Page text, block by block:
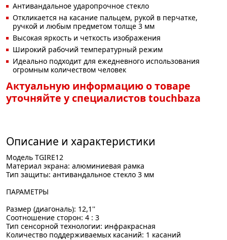
Антивандальное ударопрочное стекло
Откликается на касание пальцем, рукой в перчатке,
ручкой и любым предметом толще 3 мм
Высокая яркость и четкость изображения
Широкий рабочий температурный режим
Идеально подходит для ежедневного использования
огромным количеством человек
Актуальную информацию о товаре
уточняйте у специалистов touchbaza
Описание и характеристики
Модель TGIRE12
Материал экрана: алюминиевая рамка
Тип защиты: антивандальное стекло 3 мм
ПАРАМЕТРЫ
Размер (диагональ): 12,1''
Соотношение сторон: 4 : 3
Тип сенсорной технологии: инфракрасная
Количество поддерживаемых касаний: 1 касаний